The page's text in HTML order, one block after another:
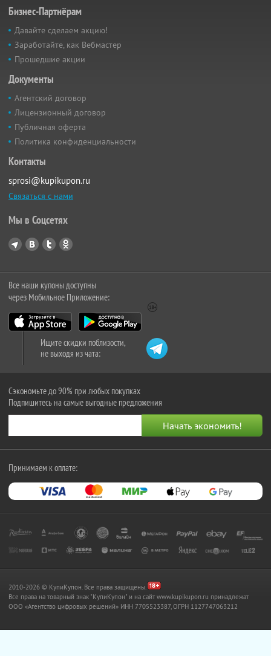
Бизнес-Партнёрам
Давайте сделаем акцию!
Заработайте, как Вебмастер
Прошедшие акции
Документы
Агентский договор
Лицензионный договор
Публичная оферта
Политика конфиденциальности
Контакты
sprosi@kupikupon.ru
Связаться с нами
Мы в Соцсетях
Все наши купоны доступны
через Мобильное Приложение:
Ищите скидки поблизости,
не выходя из чата:
Сэкономьте до 90% при любых покупках
Подпишитесь на самые выгодные предложения
Принимаем к оплате:
2010-2026 © КупиКупон. Все права защищены.
Все права на товарный знак "КупиКупон" и на сайт www.kupikupon.ru принадлежат
OOO «Агентство цифровых решений» ИНН 7705523387, ОГРН 1127747063212